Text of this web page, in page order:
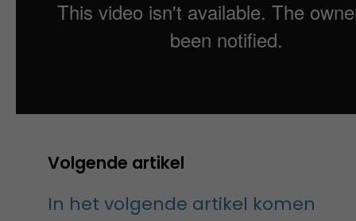
Volgende artikel
In het volgende artikel komen